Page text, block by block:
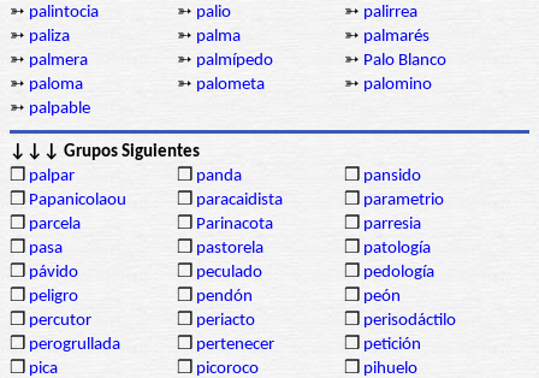
➳ palintocia ➳ palio ➳ palirrea
➳ paliza ➳ palma ➳ palmarés
➳ palmera ➳ palmípedo ➳ Palo Blanco
➳ paloma ➳ palometa ➳ palomino
➳ palpable
↓↓↓ Grupos Siguientes
❒ palpar ❒ panda ❒ pansido
❒ Papanicolaou ❒ paracaidista ❒ parametrio
❒ parcela ❒ Parinacota ❒ parresia
❒ pasa ❒ pastorela ❒ patología
❒ pávido ❒ peculado ❒ pedología
❒ peligro ❒ pendón ❒ peón
❒ percutor ❒ periacto ❒ perisodáctilo
❒ perogrullada ❒ pertenecer ❒ petición
❒ pica ❒ picoroco ❒ pihuelo